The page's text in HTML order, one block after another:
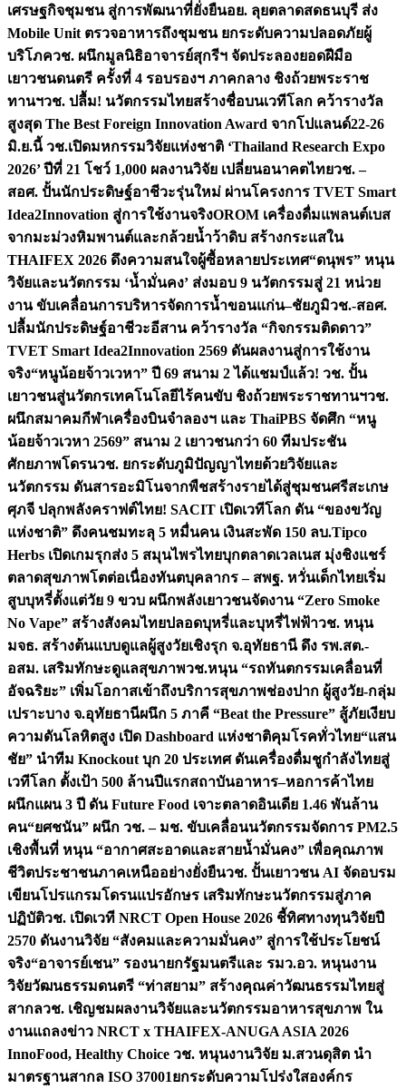
เศรษฐกิจชุมชน สู่การพัฒนาที่ยั่งยืนอย. ลุยตลาดสดธนบุรี ส่ง
Mobile Unit ตรวจอาหารถึงชุมชน ยกระดับความปลอดภัยผู้
บริโภควช. ผนึกมูลนิธิอาจารย์สุกรีฯ จัดประลองยอดฝีมือ
เยาวชนดนตรี ครั้งที่ 4 รอบรองฯ ภาคกลาง ชิงถ้วยพระราช
ทานฯวช. ปลื้ม! นวัตกรรมไทยสร้างชื่อบนเวทีโลก คว้ารางวัล
สูงสุด The Best Foreign Innovation Award จากโปแลนด์22-26
มิ.ย.นี้ วช.เปิดมหกรรมวิจัยแห่งชาติ ‘Thailand Research Expo
2026’ ปีที่ 21 โชว์ 1,000 ผลงานวิจัย เปลี่ยนอนาคตไทยวช. –
สอศ. ปั้นนักประดิษฐ์อาชีวะรุ่นใหม่ ผ่านโครงการ TVET Smart
Idea2Innovation สู่การใช้งานจริงOROM เครื่องดื่มแพลนต์เบส
จากมะม่วงหิมพานต์และกล้วยน้ำว้าดิบ สร้างกระแสใน
THAIFEX 2026 ดึงความสนใจผู้ซื้อหลายประเทศ“ดนุพร” หนุน
วิจัยและนวัตกรรม ‘น้ำมั่นคง’ ส่งมอบ 9 นวัตกรรมสู่ 21 หน่วย
งาน ขับเคลื่อนการบริหารจัดการน้ำขอนแก่น–ชัยภูมิวช.-สอศ.
ปลื้มนักประดิษฐ์อาชีวะอีสาน คว้ารางวัล “กิจกรรมติดดาว”
TVET Smart Idea2Innovation 2569 ดันผลงานสู่การใช้งาน
จริง“หนูน้อยจ้าวเวหา” ปี 69 สนาม 2 ได้แชมป์แล้ว! วช. ปั้น
เยาวชนสู่นวัตกรเทคโนโลยีไร้คนขับ ชิงถ้วยพระราชทานฯวช.
ผนึกสมาคมกีฬาเครื่องบินจำลองฯ และ ThaiPBS จัดศึก “หนู
น้อยจ้าวเวหา 2569” สนาม 2 เยาวชนกว่า 60 ทีมประชัน
ศักยภาพโดรนวช. ยกระดับภูมิปัญญาไทยด้วยวิจัยและ
นวัตกรรม ดันสารอะมิโนจากพืชสร้างรายได้สู่ชุมชนศรีสะเกษ
ศุภจี ปลุกพลังคราฟต์ไทย! SACIT เปิดเวทีโลก ดัน “ของขวัญ
แห่งชาติ” ดึงคนชมทะลุ 5 หมื่นคน เงินสะพัด 150 ลบ.Tipco
Herbs เปิดเกมรุกส่ง 5 สมุนไพรไทยบุกตลาดเวลเนส มุ่งชิงแชร์
ตลาดสุขภาพโตต่อเนื่องทันตบุคลากร – สพฐ. หวั่นเด็กไทยเริ่ม
สูบบุหรี่ตั้งแต่วัย 9 ขวบ ผนึกพลังเยาวชนจัดงาน “Zero Smoke
No Vape” สร้างสังคมไทยปลอดบุหรี่และบุหรี่ไฟฟ้าวช. หนุน
มจธ. สร้างต้นแบบดูแลผู้สูงวัยเชิงรุก จ.อุทัยธานี ดึง รพ.สต.-
อสม. เสริมทักษะดูแลสุขภาพวช.หนุน “รถทันตกรรมเคลื่อนที่
อัจฉริยะ” เพิ่มโอกาสเข้าถึงบริการสุขภาพช่องปาก ผู้สูงวัย-กลุ่ม
เปราะบาง จ.อุทัยธานีผนึก 5 ภาคี “Beat the Pressure” สู้ภัยเงียบ
ความดันโลหิตสูง เปิด Dashboard แห่งชาติคุมโรคทั่วไทย“แสน
ชัย” นำทีม Knockout บุก 20 ประเทศ ดันเครื่องดื่มชูกำลังไทยสู่
เวทีโลก ตั้งเป้า 500 ล้านปีแรกสถาบันอาหาร–หอการค้าไทย
ผนึกแผน 3 ปี ดัน Future Food เจาะตลาดอินเดีย 1.46 พันล้าน
คน“ยศชนัน” ผนึก วช. – มช. ขับเคลื่อนนวัตกรรมจัดการ PM2.5
เชิงพื้นที่ หนุน “อากาศสะอาดและสายน้ำมั่นคง” เพื่อคุณภาพ
ชีวิตประชาชนภาคเหนืออย่างยั่งยืนวช. ปั้นเยาวชน AI จัดอบรม
เขียนโปรแกรมโดรนแปรอักษร เสริมทักษะนวัตกรรมสู่ภาค
ปฏิบัติวช. เปิดเวที NRCT Open House 2026 ชี้ทิศทางทุนวิจัยปี
2570 ดันงานวิจัย “สังคมและความมั่นคง” สู่การใช้ประโยชน์
จริง“อาจารย์เชน” รองนายกรัฐมนตรีและ รมว.อว. หนุนงาน
วิจัยวัฒนธรรมดนตรี “ท่าสยาม” สร้างคุณค่าวัฒนธรรมไทยสู่
สากลวช. เชิญชมผลงานวิจัยและนวัตกรรมอาหารสุขภาพ ใน
งานแถลงข่าว NRCT x THAIFEX-ANUGA ASIA 2026
InnoFood, Healthy Choice วช. หนุนงานวิจัย ม.สวนดุสิต นำ
มาตรฐานสากล ISO 37001ยกระดับความโปร่งใสองค์กร